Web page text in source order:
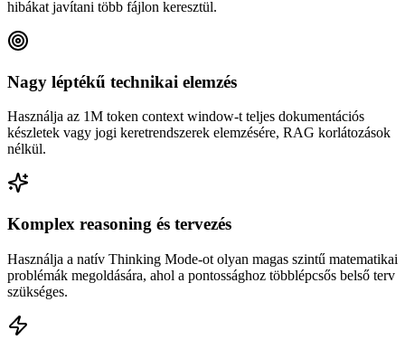
hibákat javítani több fájlon keresztül.
Nagy léptékű technikai elemzés
Használja az 1M token context window-t teljes dokumentációs
készletek vagy jogi keretrendszerek elemzésére, RAG korlátozások
nélkül.
Komplex reasoning és tervezés
Használja a natív Thinking Mode-ot olyan magas szintű matematikai
problémák megoldására, ahol a pontossághoz többlépcsős belső terv
szükséges.